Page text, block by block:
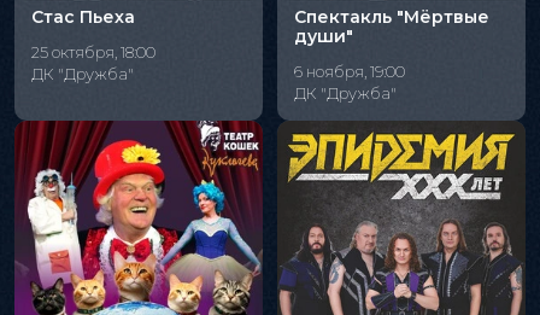
Стас Пьеха
25 октября, 18:00
ДК "Дружба"
Спектакль "Мёртвые
души"
6 ноября, 19:00
ДК "Дружба"